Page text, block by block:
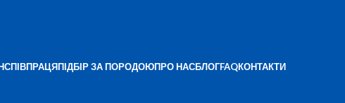
СПІВПРАЦЯПІДБІР ЗА ПОРОДОЮПРО НАСБЛОГFAQКОНТАКТИ